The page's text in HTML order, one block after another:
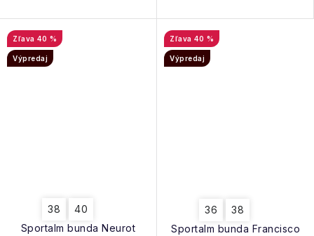
Sportalm bunda Neurot
40 %
Výpredaj
38 40
Sportalm bunda Francisco
40 %
Výpredaj
36 38